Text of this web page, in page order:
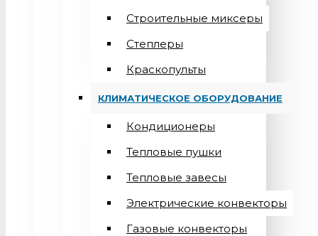
Строительные миксеры
Степлеры
Краскопульты
КЛИМАТИЧЕСКОЕ ОБОРУДОВАНИЕ
Кондиционеры
Teпловые пушки
Тепловые завесы
Электрические конвекторы
Газовые конвекторы